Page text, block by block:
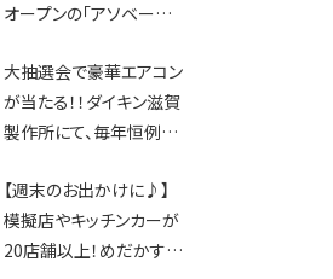
オープンの「アソベース
レーンゲームで青果や日
用品までゲットできる新
スポット！
大抽選会で豪華エアコン
が当たる！！ダイキン滋賀
製作所にて、毎年恒例
日】
【週末のお出かけに♪】
模擬店やキッチンカーが
20店舗以上！めだかすく